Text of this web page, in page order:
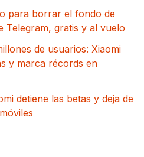
para borrar el fondo de
Telegram, gratis y al vuelo
de usuarios: Xiaomi
y marca récords en
detiene las betas y deja de